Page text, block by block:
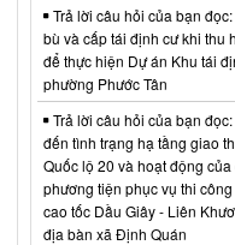
Trả lời câu hỏi của bạn
bù và cấp tái định cư khi thu
để thực hiện Dự án Khu tái
phường Phước Tân
Trả lời câu hỏi của bạn
đến tình trạng hạ tầng giao
Quốc lộ 20 và hoạt động của
phương tiện phục vụ thi
cao tốc Dầu Giây - Liên
địa bàn xã Định Quán